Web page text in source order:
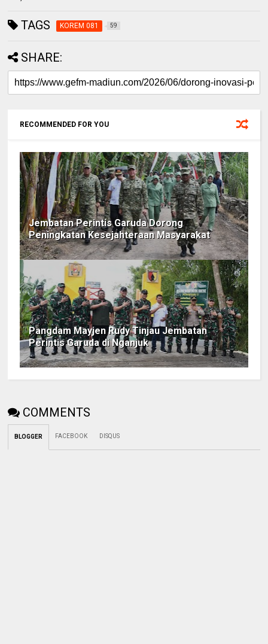
TAGS KOREM 081 59
SHARE:
RECOMMENDED FOR YOU
Jembatan Perintis Garuda Dorong
Peningkatan Kesejahteraan Masyarakat
Pangdam Mayjen Rudy Tinjau Jembatan
Perintis Garuda di Nganjuk
COMMENTS
BLOGGER FACEBOOK DISQUS